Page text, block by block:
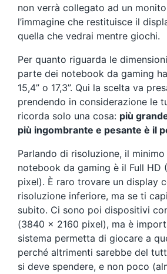
non verrà collegato ad un
l’immagine che restituisce il
quella che vedrai mentre giochi.
Per quanto riguarda le
parte dei notebook da gaming
15,4” o 17,3”. Qui la scelta va
prendendo in considerazione le
ricorda solo una cosa: più
più ingombrante e pesante è il
Parlando di risoluzione, il
notebook da gaming è il Full HD
pixel). È raro trovare un display
risoluzione inferiore, ma se ti
subito. Ci sono poi dispositivi
(3840 x 2160 pixel), ma è
sistema permetta di giocare a
perché altrimenti sarebbe del
si deve spendere, e non poco